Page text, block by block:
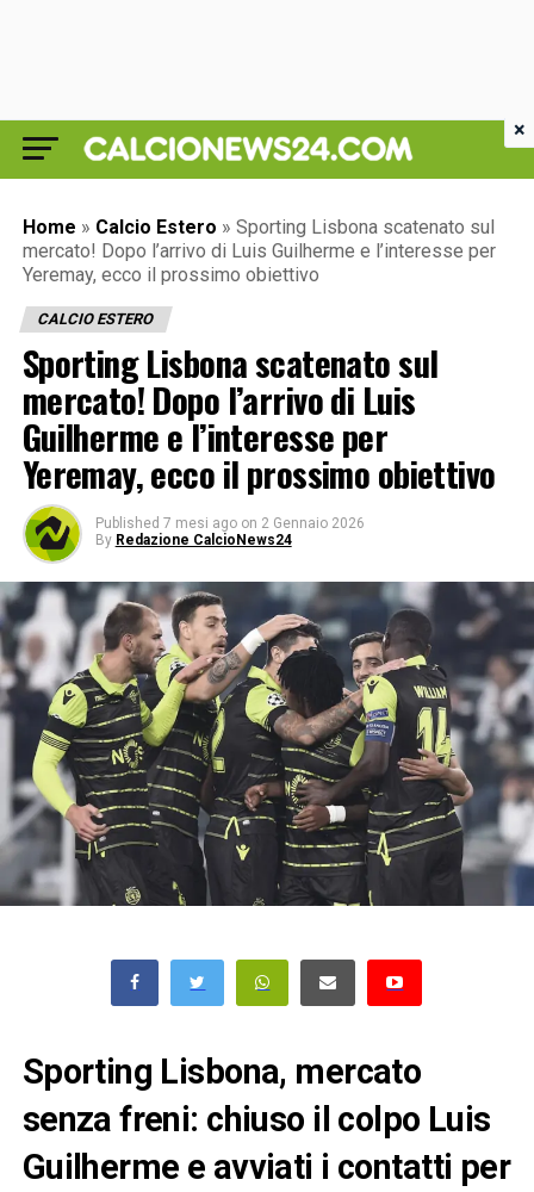
Home » Calcio Estero » Sporting Lisbona scatenato sul
mercato! Dopo l’arrivo di Luis Guilherme e l’interesse per
Yeremay, ecco il prossimo obiettivo
CALCIO ESTERO
Sporting Lisbona scatenato sul
mercato! Dopo l’arrivo di Luis
Guilherme e l’interesse per
Yeremay, ecco il prossimo obiettivo
Published 7 mesi ago on 2 Gennaio 2026
By Redazione CalcioNews24
Sporting Lisbona, mercato
senza freni: chiuso il colpo Luis
Guilherme e avviati i contatti per
×